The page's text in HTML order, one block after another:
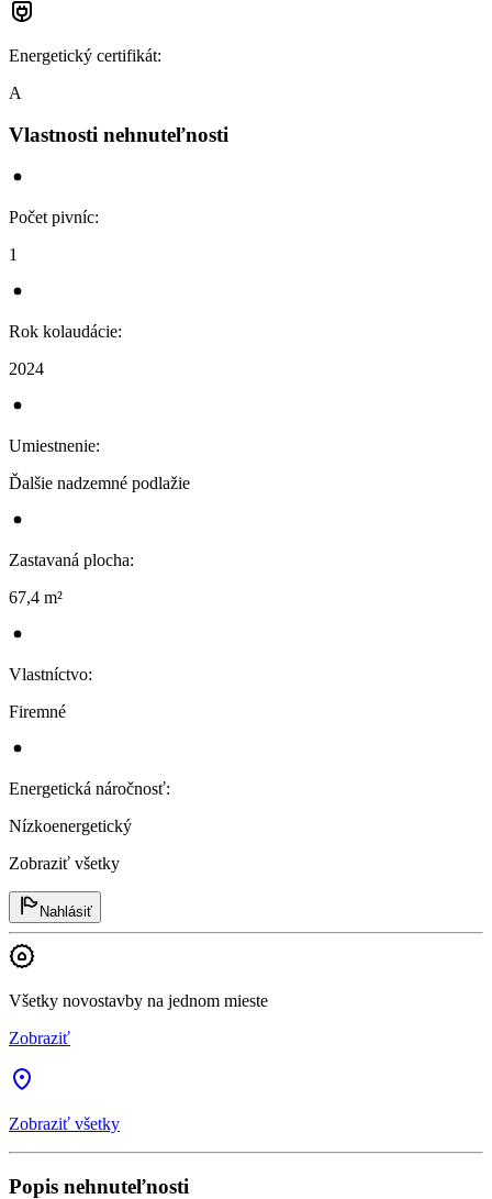
Energetický certifikát:
A
Vlastnosti nehnuteľnosti
Počet pivníc:
1
Rok kolaudácie:
2024
Umiestnenie:
Ďalšie nadzemné podlažie
Zastavaná plocha:
67,4 m²
Vlastníctvo:
Firemné
Energetická náročnosť:
Nízkoenergetický
Zobraziť všetky
Nahlásiť
Všetky novostavby na jednom mieste
Zobraziť
Zobraziť všetky
Popis nehnuteľnosti